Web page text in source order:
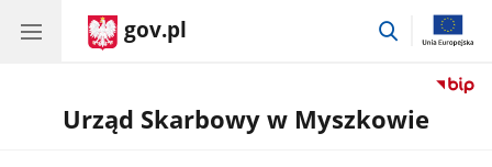
gov.pl
przejdź
Urząd Skarbowy w Myszkowie